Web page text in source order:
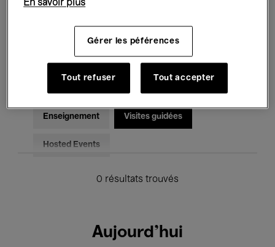
Musique électronique
Enseignement Visites guidées
Hosted Events
0 résultats trouvés
Aujourd'hui
En savoir plus
Gérer les péférences
Tout refuser Tout accepter